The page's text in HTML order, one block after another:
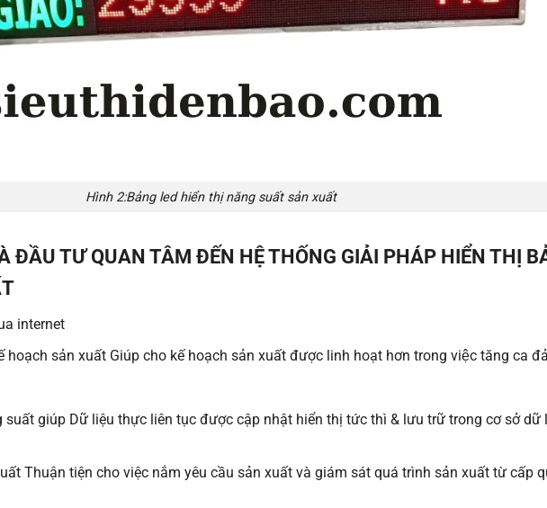
Hình 2:Bảng led hiển thị năng suất sản xuất
ĐẦU TƯ QUAN TÂM ĐẾN HỆ THỐNG GIẢI PHÁP HIỂN THỊ
internet
hoạch sản xuất Giúp cho kế hoạch sản xuất được linh hoạt hơn trong việc tăng ca
suất giúp Dữ liệu thực liên tục được cập nhật hiển thị tức thì & lưu trữ trong cơ sở dữ
Thuận tiện cho việc nắm yêu cầu sản xuất và giám sát quá trình sản xuất từ ​​cấp